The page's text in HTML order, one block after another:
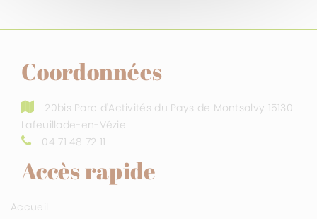
Coordonnées
20bis Parc d'Activités du Pays de Montsalvy 15130
Lafeuillade-en-Vézie
04 71 48 72 11
Accès rapide
Accueil